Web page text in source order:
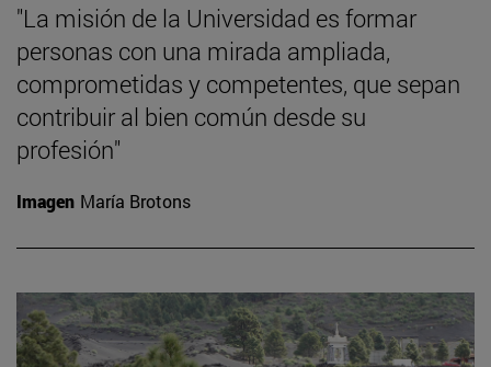
"La misión de la Universidad es formar
personas con una mirada ampliada,
comprometidas y competentes, que sepan
contribuir al bien común desde su
profesión"
Imagen María Brotons